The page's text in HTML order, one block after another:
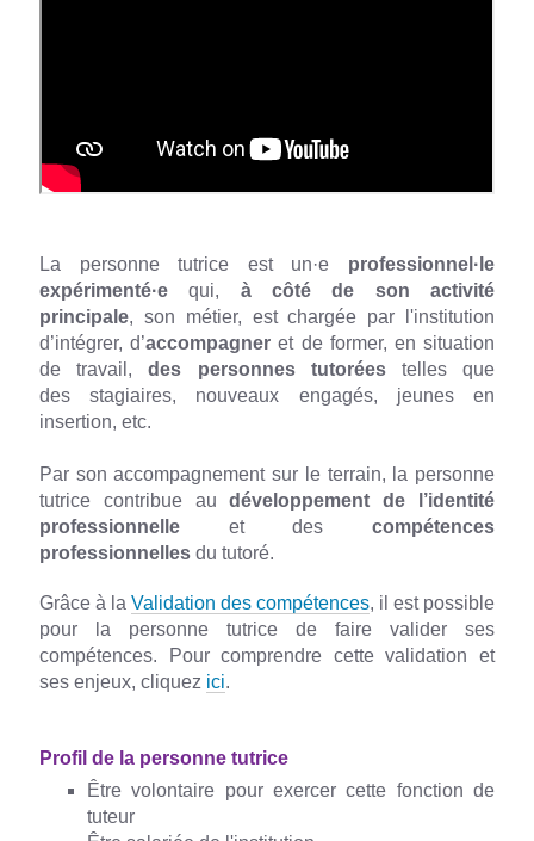
La personne tutrice est un·e
professionnel·le
expérimenté·equi,
à côté de son activité
principale, son métier, est chargée par l'institution
d’intégrer, d’accompagner et de former, en situation
de travail,
des personnes tutorées telles que
des stagiaires, nouveaux engagés, jeunes en
insertion, etc.
Par son accompagnement sur le terrain, la personne
tutrice contribue au
développement de l’identité
professionnelle
et des
compétences
professionnelles du tutoré.
Grâce à la Validation des compétences, il est possible
pour la personne tutrice de faire valider ses
compétences. Pour comprendre cette validation et
ses enjeux, cliquez ici.
Profil de la personne tutrice
Être volontaire pour exercer cette fonction de
tuteur